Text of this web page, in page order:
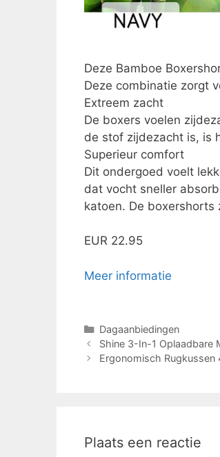
Deze Bamboe
Deze combinatie zorgt
Extreem zacht
De boxers voelen
de stof zijdezacht is, is
Superieur comfort
Dit ondergoed voelt
dat vocht sneller
katoen. De boxershorts
EUR 22.95
Meer informatie
Categorieën
Dagaanbiedingen
Shine 3-In-1 Oplaadbare
Ergonomisch Rugkussen
Plaats een reactie